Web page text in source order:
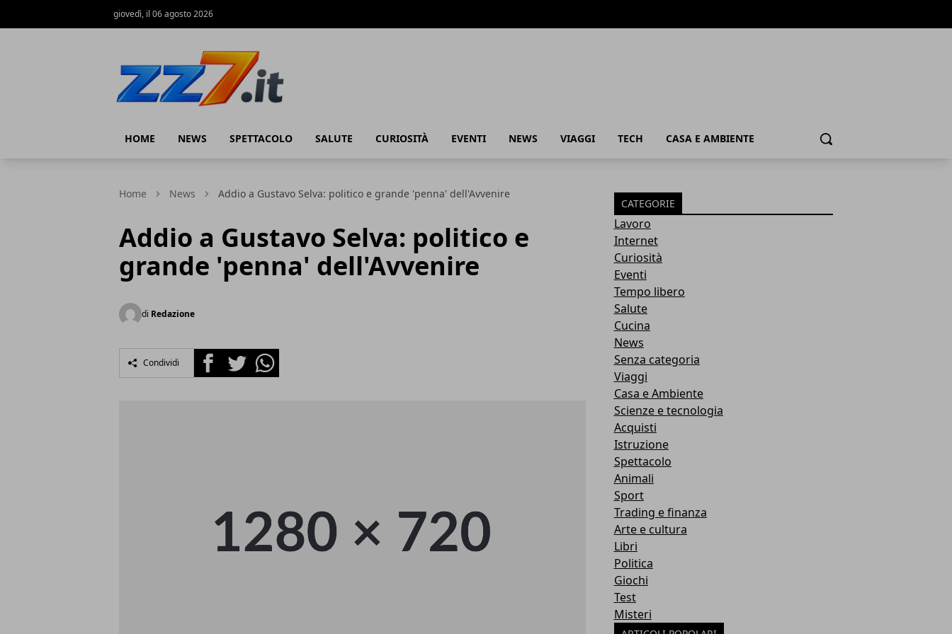
giovedì, il 06 agosto 2026
HOME NEWS SPETTACOLO SALUTE CURIOSITÀ EVENTI NEWS VIAGGI TECH CASA E AMBIENTE Cerca
Home News Addio a Gustavo Selva: politico e grande 'penna' dell'Avvenire
Addio a Gustavo Selva: politico e
grande 'penna' dell'Avvenire
di Redazione
Condividi FacebookTwitterWhatsapp
CATEGORIE
Lavoro
Internet
Curiosità
Eventi
Tempo libero
Salute
Cucina
News
Senza categoria
Viaggi
Casa e Ambiente
Scienze e tecnologia
Acquisti
Istruzione
Spettacolo
Animali
Sport
Trading e finanza
Arte e cultura
Libri
Politica
Giochi
Test
Misteri